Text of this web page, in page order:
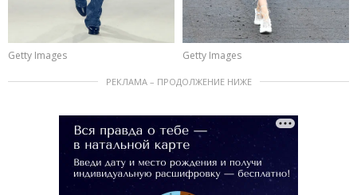
Getty Images Getty Images
РЕКЛАМА – ПРОДОЛЖЕНИЕ НИЖЕ